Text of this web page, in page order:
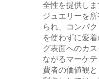
全性を提供し
ジュエリーを
られ、コンパ
を使わずに愛
グ表面へのカ
ながるマーケ
費者の価値観